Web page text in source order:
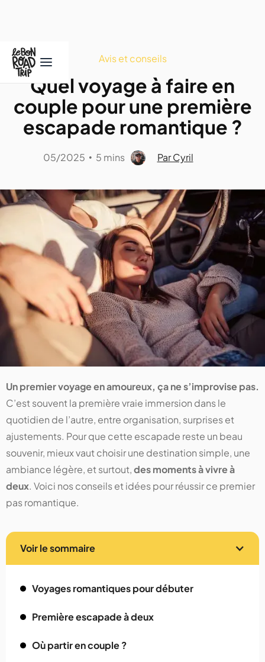
Avis et conseils
Quel voyage à faire en
couple pour une première
escapade romantique ?
05/2025 • 5 mins Par Cyril
Un premier voyage en amoureux, ça ne s’improvise pas.
C’est souvent la première vraie immersion dans le
quotidien de l’autre, entre organisation, surprises et
ajustements. Pour que cette escapade reste un beau
souvenir, mieux vaut choisir une destination simple, une
ambiance légère, et surtout,des moments à vivre à
deux. Voici nos conseils et idées pour réussir ce premier
pas romantique.
Voir le sommaire
Voyages romantiques pour débuter
Première escapade à deux
Où partir en couple ?